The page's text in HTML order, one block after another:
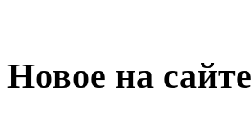
Новое на сайте